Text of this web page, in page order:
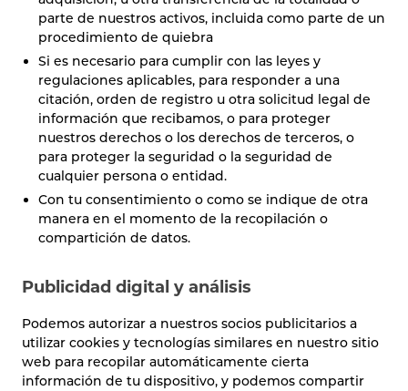
parte de nuestros activos, incluida como parte de un
procedimiento de quiebra
Si es necesario para cumplir con las leyes y
regulaciones aplicables, para responder a una
citación, orden de registro u otra solicitud legal de
información que recibamos, o para proteger
nuestros derechos o los derechos de terceros, o
para proteger la seguridad o la seguridad de
cualquier persona o entidad.
Con tu consentimiento o como se indique de otra
manera en el momento de la recopilación o
compartición de datos.
Publicidad digital y análisis
Podemos autorizar a nuestros socios publicitarios a
utilizar cookies y tecnologías similares en nuestro sitio
web para recopilar automáticamente cierta
información de tu dispositivo, y podemos compartir